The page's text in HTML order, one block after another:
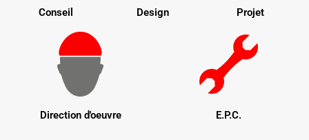
Conseil Design Projet
Direction d'oeuvre E.P.C.